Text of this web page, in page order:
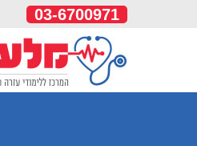
03-6700971